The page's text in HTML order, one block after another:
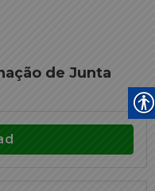
de Junta